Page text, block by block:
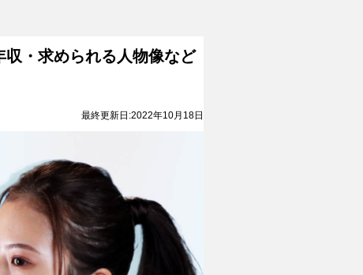
・求められる人物像など
最終更新日:2022年10月18日